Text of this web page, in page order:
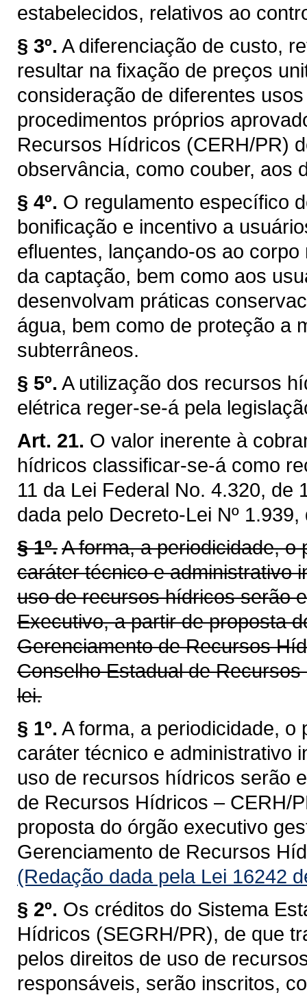
estabelecidos, relativos ao
§ 3º. A diferenciação de custo,
resultar na fixação de preços
consideração de diferentes
procedimentos próprios
Recursos Hídricos (CERH/PR)
observância, como couber, aos
§ 4º. O regulamento específico
bonificação e incentivo a
efluentes, lançando-os ao
da captação, bem como aos
desenvolvam práticas
água, bem como de proteção a
subterrâneos.
§ 5º. A utilização dos recursos
elétrica reger-se-á pela
Art. 21. O valor inerente à
hídricos classificar-se-á como
11 da Lei Federal No. 4.320, de
dada pelo Decreto-Lei Nº
§ 1º.A forma, a periodicidade,
caráter técnico e administrativo
uso de recursos hídricos serão
Executivo, a partir de proposta
Gerenciamento de Recursos
Conselho Estadual de
lei.
§ 1º. A forma, a periodicidade,
caráter técnico e administrativo
uso de recursos hídricos serão
de Recursos Hídricos – CERH/
proposta do órgão executivo
Gerenciamento de Recursos
(Redação dada pela Lei 16242
§ 2º. Os créditos do Sistema
Hídricos (SEGRH/PR), de que
pelos direitos de uso de
responsáveis, serão inscritos,